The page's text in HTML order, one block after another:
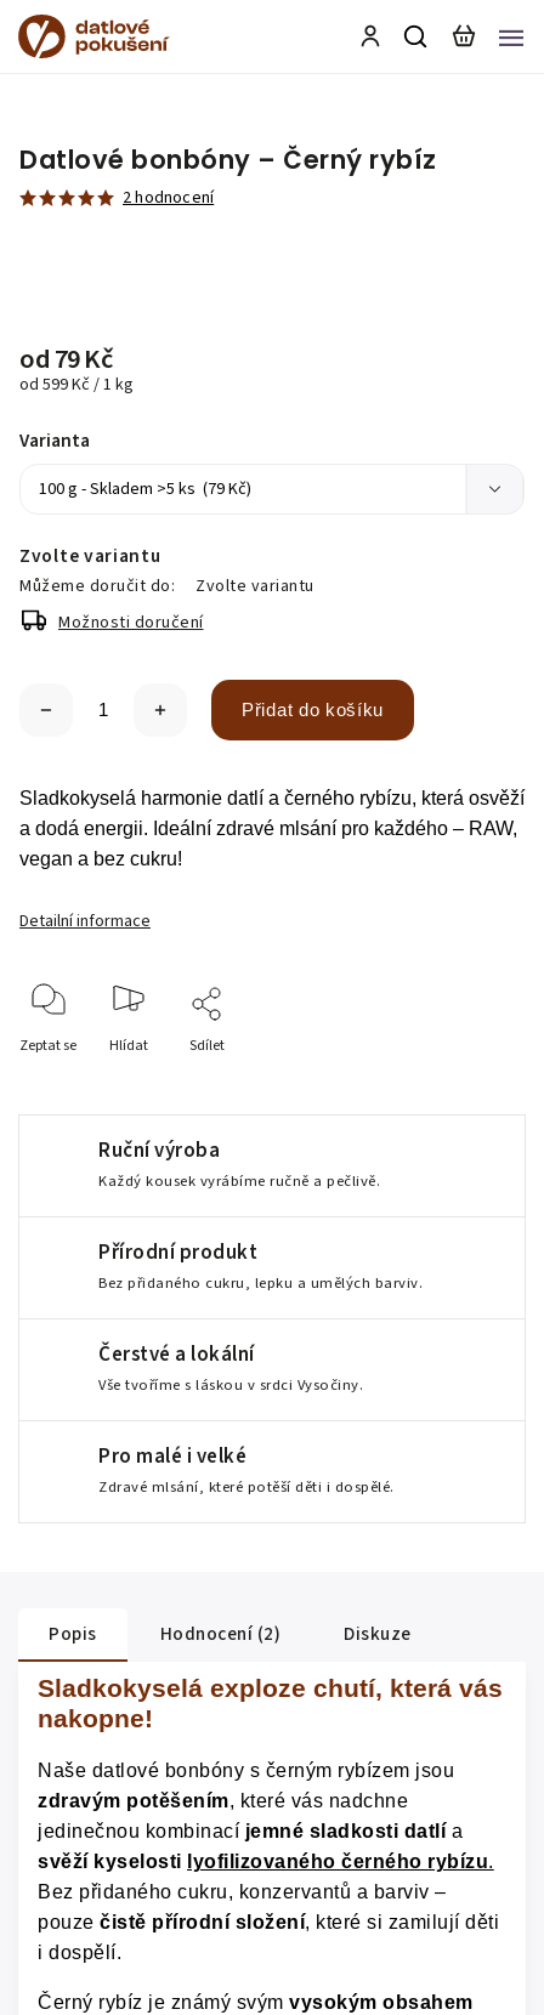
Datlové bonbóny – Černý rybíz
2 hodnocení
od79 Kč
od 599 Kč / 1 kg
Zvolte variantu
Můžeme doručit do:
Zvolte variantu
Možnosti doručení
Varianta
Přidat do košíku
Sladkokyselá harmonie datlí a černého rybízu, která osvěží
a dodá energii. Ideální zdravé mlsání pro každého – RAW,
vegan a bez cukru!
Detailní informace
Zeptat se Hlídat Sdílet
Ruční výroba
Každý kousek vyrábíme ručně a pečlivě.
Přírodní produkt
Bez přidaného cukru, lepku a umělých barviv.
Čerstvé a lokální
Vše tvoříme s láskou v srdci Vysočiny.
Pro malé i velké
Zdravé mlsání, které potěší děti i dospělé.
Popis Hodnocení (2) Diskuze
Sladkokyselá exploze chutí, která vás
nakopne!
Naše datlové bonbóny s černým rybízem jsou
zdravým potěšením, které vás nadchne
jedinečnou kombinací jemné sladkosti datlí a
svěží kyselosti lyofilizovaného černého rybízu.
Bez přidaného cukru, konzervantů a barviv –
pouze čistě přírodní složení, které si zamilují děti
i dospělí.
Černý rybíz je známý svým vysokým obsahem